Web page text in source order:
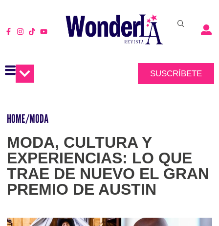
SUSCRÍBETE
HOME/MODA
MODA, CULTURA Y
EXPERIENCIAS: LO QUE
TRAE DE NUEVO EL GRAN
PREMIO DE AUSTIN